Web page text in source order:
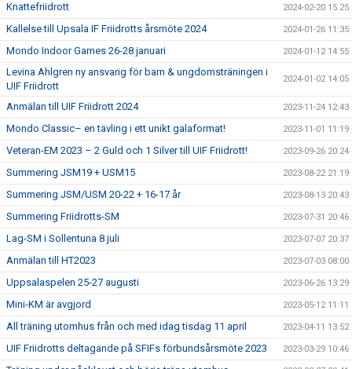
Knattefriidrott 2024-02-20 15:25
Kallelse till Upsala IF Friidrotts årsmöte 2024 2024-01-26 11:35
Mondo Indoor Games 26-28 januari 2024-01-12 14:55
Levina Ahlgren ny ansvarig för barn & ungdomsträningen i
UIF Friidrott
2024-01-02 14:05
Anmälan till UIF Friidrott 2024 2023-11-24 12:43
Mondo Classic– en tävling i ett unikt galaformat! 2023-11-01 11:19
Veteran-EM 2023 – 2 Guld och 1 Silver till UIF Friidrott! 2023-09-26 20:24
Summering JSM19 + USM15 2023-08-22 21:19
Summering JSM/USM 20-22 + 16-17 år 2023-08-13 20:43
Summering Friidrotts-SM 2023-07-31 20:46
Lag-SM i Sollentuna 8 juli 2023-07-07 20:37
Anmälan till HT2023 2023-07-03 08:00
Uppsalaspelen 25-27 augusti 2023-06-26 13:29
Mini-KM är avgjord 2023-05-12 11:11
All träning utomhus från och med idag tisdag 11 april 2023-04-11 13:52
UIF Friidrotts deltagande på SFIFs förbundsårsmöte 2023 2023-03-29 10:46